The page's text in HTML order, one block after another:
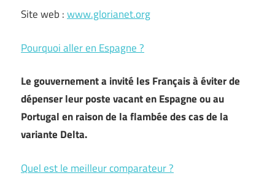
Site web :www.glorianet.org
Pourquoi aller en Espagne ?
Le gouvernement a invité les Français à éviter de
dépenser leur poste vacant en Espagne ou au
Portugal en raison de la flambée des cas de la
variante Delta.
Quel est le meilleur comparateur ?